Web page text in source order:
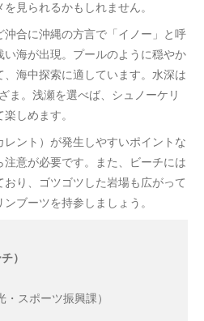
見られるかもしれません。
合に沖縄の方言で「イノー」と呼
海が出現。プールのように穏やか
海中探索に適しています。水深は
ま。浅瀬を選べば、シュノーケリ
しめます。
ント）が発生しやすいポイントな
意が必要です。また、ビーチには
り、ゴツゴツした岩場も広がって
ブーツを持参しましょう。
）
スポーツ振興課）